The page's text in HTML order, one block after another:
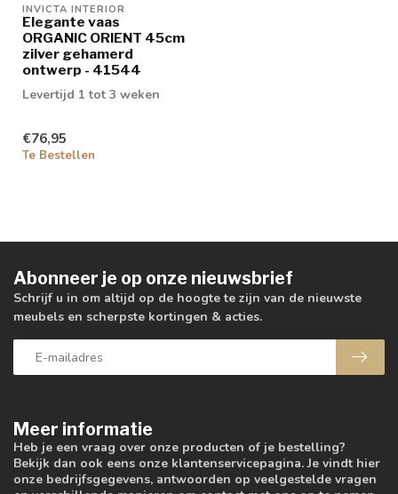
INVICTA INTERIOR
Elegante vaas
ORGANIC ORIENT 45cm
zilver gehamerd
ontwerp - 41544
Levertijd 1 tot 3 weken
€76,95
Te Bestellen
Meer informatie
Heb je een vraag over onze producten of je bestelling?
Bekijk dan ook eens onze klantenservicepagina. Je vindt hier
onze bedrijfsgegevens, antwoorden op veelgestelde vragen
Abonneer je op onze nieuwsbrief
Schrijf u in om altijd op de hoogte te zijn van de nieuwste
meubels en scherpste kortingen & acties.